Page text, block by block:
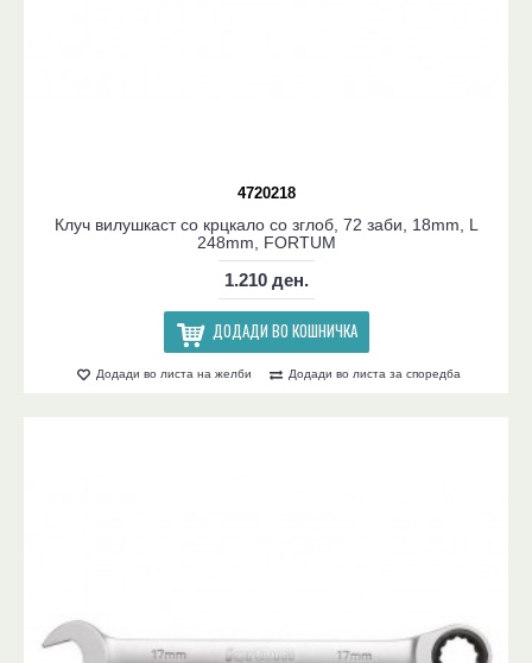
4720218
Клуч вилушкаст со крцкало со зглоб, 72 заби, 18mm, L
248mm, FORTUM
1.210 ден.
ДОДАДИ ВО КОШНИЧКА
Додади во листа на желби Додади во листа за споредба